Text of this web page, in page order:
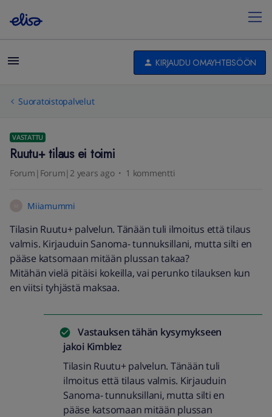
KIRJAUDU OMAYHTEISÖÖN
Suoratoistopalvelut
VASTATTU
Ruutu+ tilaus ei toimi
Forum|Forum|2 years ago 1 kommentti
Miiamummi
Tilasin Ruutu+ palvelun. Tänään tuli ilmoitus että tilaus
valmis. Kirjauduin Sanoma- tunnuksillani, mutta silti en
pääse katsomaan mitään plussan takaa?
Mitähän vielä pitäisi kokeilla, vai perunko tilauksen kun
en viitsi tyhjästä maksaa.
Vastauksen tähän kysymykseen
jakoi Kimblez
Tilasin Ruutu+ palvelun. Tänään tuli
ilmoitus että tilaus valmis. Kirjauduin
Sanoma- tunnuksillani, mutta silti en
pääse katsomaan mitään plussan